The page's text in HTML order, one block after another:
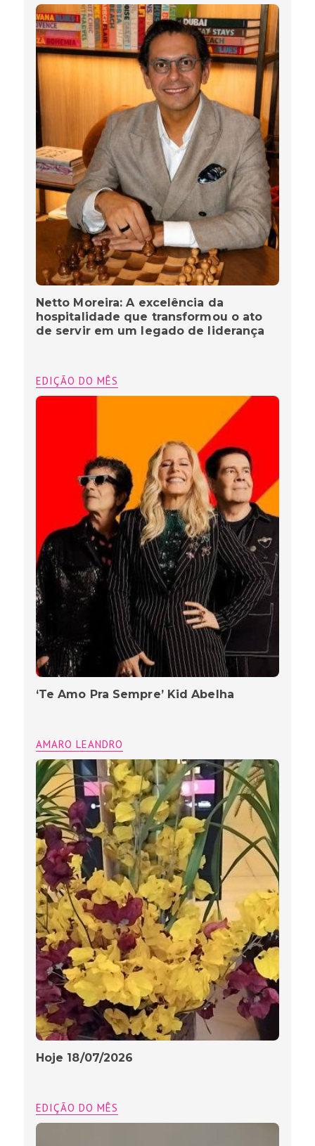
Netto Moreira: A excelência da
hospitalidade que transformou o ato
de servir em um legado de liderança
EDIÇÃO DO MÊS
‘Te Amo Pra Sempre’ Kid Abelha
AMARO LEANDRO
Hoje 18/07/2026
EDIÇÃO DO MÊS